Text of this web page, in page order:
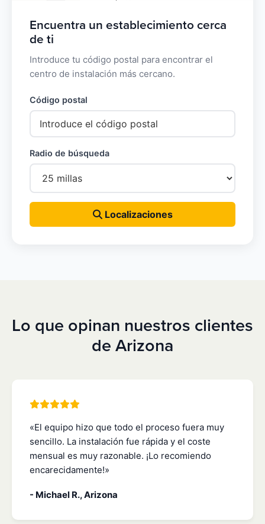
Encuentra un establecimiento cerca
de ti
Introduce tu código postal para encontrar el
centro de instalación más cercano.
Código postal
Radio de búsqueda
Localizaciones
Lo que opinan nuestros clientes
de Arizona
«El equipo hizo que todo el proceso fuera muy
sencillo. La instalación fue rápida y el coste
mensual es muy razonable. ¡Lo recomiendo
encarecidamente!»
- Michael R., Arizona